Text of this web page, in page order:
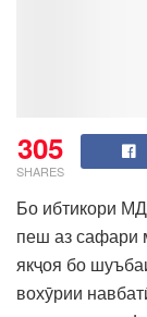
305
SHARES
Бо ибтикори
пеш аз сафари
якҷоя бо
вохӯрии